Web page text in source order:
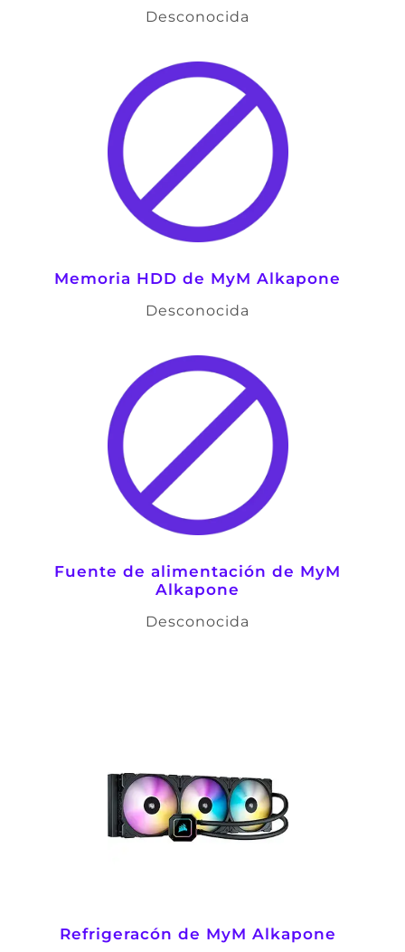
Desconocida
Memoria HDD de MyM Alkapone
Desconocida
Fuente de alimentación de MyM
Alkapone
Desconocida
Refrigeracón de MyM Alkapone